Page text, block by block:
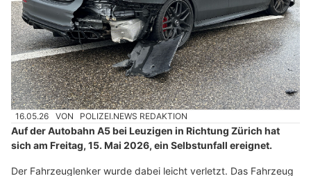
16.05.26 VON POLIZEI.NEWS REDAKTION
Auf der Autobahn A5 bei Leuzigen in Richtung Zürich hat
sich am Freitag, 15. Mai 2026, ein Selbstunfall ereignet.
Der Fahrzeuglenker wurde dabei leicht verletzt. Das Fahrzeug